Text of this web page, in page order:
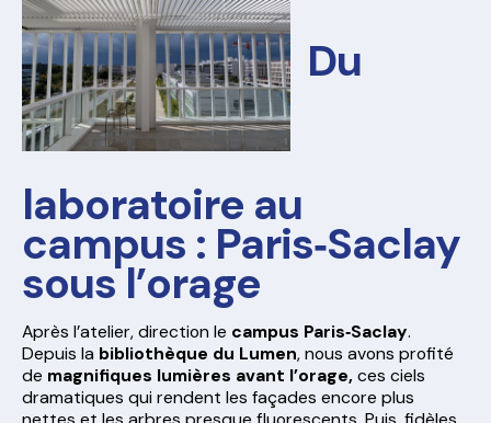
Du
laboratoire au
campus : Paris‑Saclay
sous l’orage
Après l’atelier, direction le campus Paris‑Saclay.
Depuis la bibliothèque du Lumen, nous avons profité
de magnifiques lumières avant l’orage,ces ciels
dramatiques qui rendent les façades encore plus